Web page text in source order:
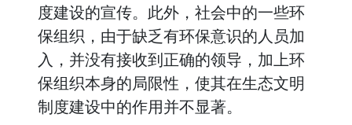
度建设的宣传。此外，社会中的一些环
保组织，由于缺乏有环保意识的人员加
入，并没有接收到正确的领导，加上环
保组织本身的局限性，使其在生态文明
制度建设中的作用并不显著。